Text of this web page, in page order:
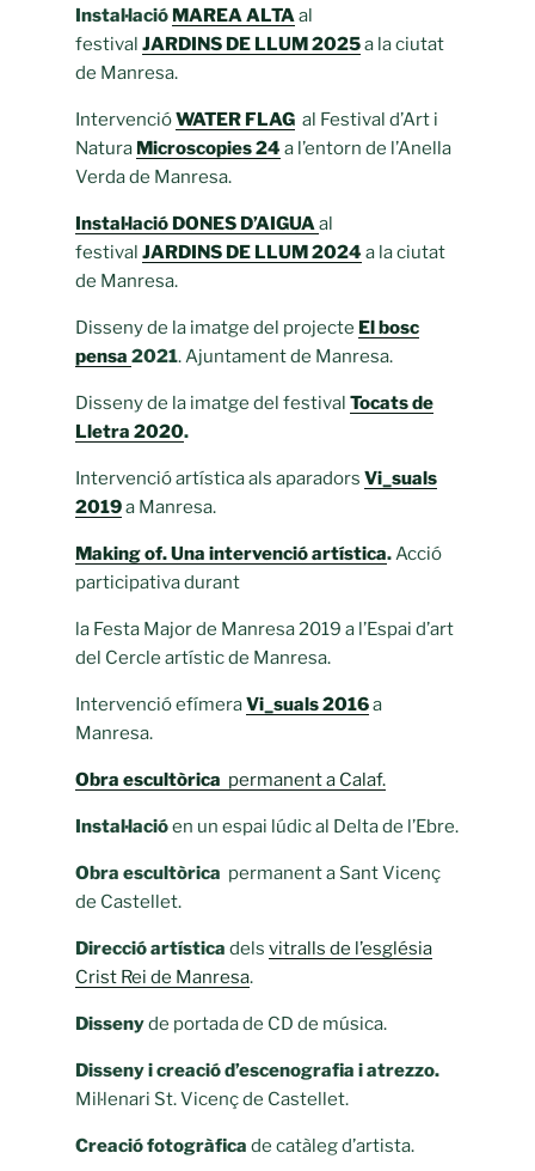
Instal·lació MAREA ALTAal
festival JARDINS DE LLUM 2025a la ciutat
de Manresa.
IntervencióWATER FLAGal Festival d’Art i
Natura Microscopies 24 a l’entorn de l’Anella
Verda de Manresa.
Instal·lació DONES D’AIGUAal
festival JARDINS DE LLUM 2024 a la ciutat
de Manresa.
Disseny de la imatge del projecte El bosc
pensa 2021. Ajuntament de Manresa.
Disseny de la imatge del festival Tocats de
Lletra 2020.
Intervenció artística als aparadors Vi_suals
2019a Manresa.
Making of. Una intervenció artística.Acció
participativa durant
la Festa Major de Manresa 2019 a l’Espai d’art
del Cercle artístic de Manresa.
Intervenció efímeraVi_suals 2016a
Manresa.
Obra escultòrica permanent a Calaf.
Instal·lacióen un espai lúdic al Delta de l’Ebre.
Obra escultòrica permanent a Sant Vicenç
de Castellet.
Direcció artística dels vitralls de l’església
Crist Rei de Manresa.
Dissenyde portada de CD de música.
Disseny i creació d’escenografia i atrezzo.
Mil·lenari St. Vicenç de Castellet.
Creació fotogràfica de catàleg d’artista.